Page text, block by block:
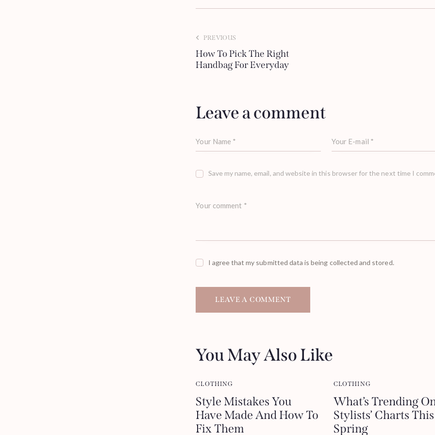
PREVIOUS
How To Pick The Right
Handbag For Everyday
Leave a comment
Save my name, email, and website in this browser for the next time I
I agree that my submitted data is being collected and stored.
You May Also Like
CLOTHING
Style Mistakes You
Have Made And How To
Fix Them
CLOTHING
What’s Trending
Stylists’ Charts This
Spring